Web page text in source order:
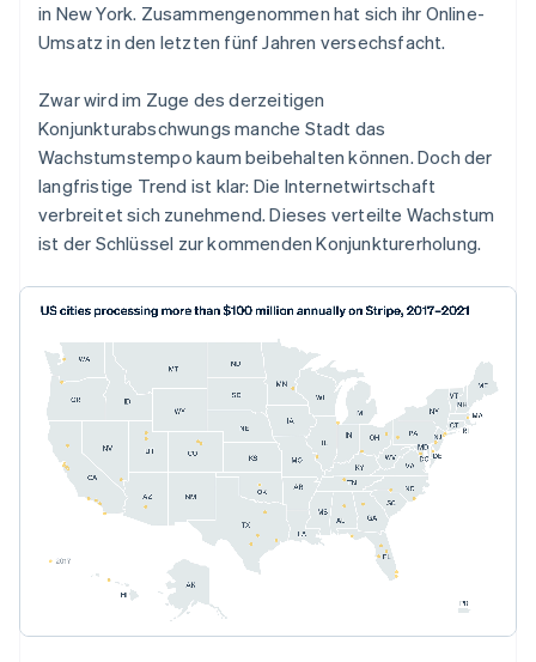
Stripe-Sessions 2026
Jetzt ansehen
in New York. Zusammengenommen hat sich ihr Online-
Umsatz in den letzten fünf Jahren versechsfacht.
Zwar wird im Zuge des derzeitigen
Konjunkturabschwungs manche Stadt das
Wachstumstempo kaum beibehalten können. Doch der
langfristige Trend ist klar: Die Internetwirtschaft
verbreitet sich zunehmend. Dieses verteilte Wachstum
ist der Schlüssel zur kommenden Konjunkturerholung.